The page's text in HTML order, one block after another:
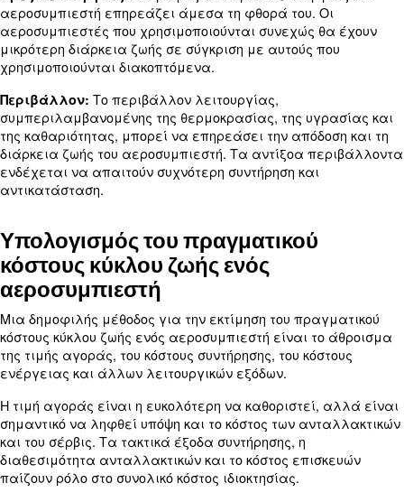
Τι επηρεάζει τη διάρκεια ζωής
αεροσυμπιεστή
Διάφοροι παράγοντες μπορούν να επηρεάσουν
ζωής και το συνολικό κόστος ενός
κατανόηση αυτών των παραγόντων μπορεί να
να λάβετε καλύτερες αποφάσεις και να
κόστος κύκλου ζωής.
Τεχνολογία: Ο τύπος τεχνολογίας που
αεροσυμπιεστή μπορεί να επηρεάσει σημαντικά
απόδοση, την αξιοπιστία και τις απαιτήσεις
προηγμένες τεχνολογίες μπορεί να
απόδοση, αλλά θα μπορούσαν να συνοδεύονται
υψηλότερο αρχικό κόστος.
Ώρες λειτουργίας:Ο αριθμός των ωρών
αεροσυμπιεστή επηρεάζει άμεσα τη φθορά του.
αεροσυμπιεστές που χρησιμοποιούνται συνεχώς
μικρότερη διάρκεια ζωής σε σύγκριση με αυτούς
χρησιμοποιούνται διακοπτόμενα.